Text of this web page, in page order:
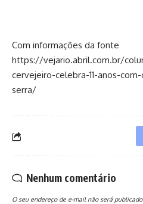
Com informações da fonte
https://vejario.abril.com.br/
cervejeiro-celebra-11-anos-
serra/
Nenhum comentário
O seu endereço de e-mail não será publicado.